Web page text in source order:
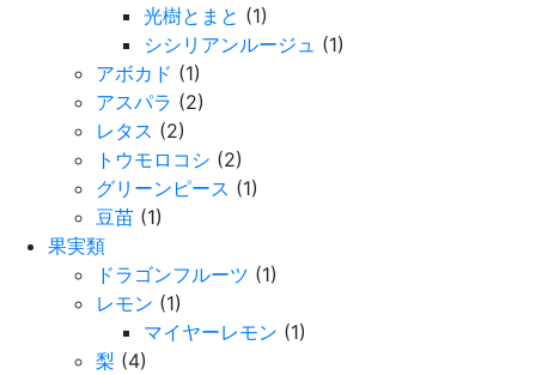
光樹とまと (1)
シシリアンルージュ (1)
アボカド (1)
アスパラ (2)
レタス (2)
トウモロコシ (2)
グリーンピース (1)
豆苗 (1)
果実類
ドラゴンフルーツ (1)
レモン (1)
マイヤーレモン (1)
梨 (4)